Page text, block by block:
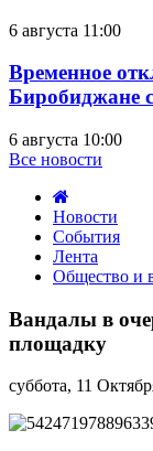
6 августа 11:00
Временное
Биробиджане
6 августа 10:00
Все новости
Новости
События
Лента
Общество и
в
очередной
раз
детскую
площадку
Вандалы в
площадку
суббота, 11